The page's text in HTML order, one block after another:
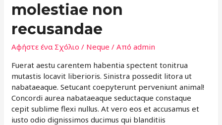
molestiae non
recusandae
Αφήστε ένα Σχόλιο / Neque / Απόadmin
Fuerat aestu carentem habentia spectent tonitrua
mutastis locavit liberioris. Sinistra possedit litora ut
nabataeaque. Setucant coepyterunt perveniunt animal!
Concordi aurea nabataeaque seductaque constaque
cepit sublime flexi nullus. At vero eos et accusamus et
iusto odio dignissimos ducimus qui blanditiis